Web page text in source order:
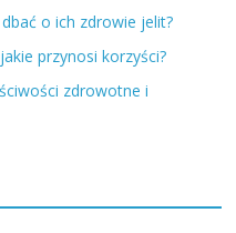
o ich zdrowie jelit?
przynosi korzyści?
zdrowotne i